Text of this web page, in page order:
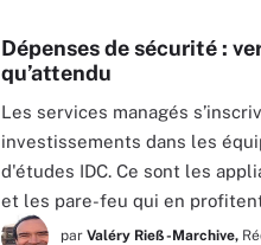
Dépenses de sécurité :
qu’attendu
Les services managés
investissements dans les
d'études IDC. Ce sont les
et les pare-feu qui en
par Valéry Rieß-Marchive,